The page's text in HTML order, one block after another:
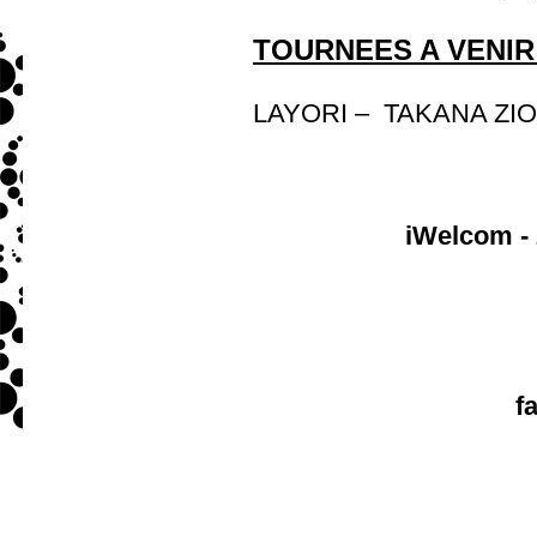
TOURNEES A
LAYORI – TAKANA
iWelcom -